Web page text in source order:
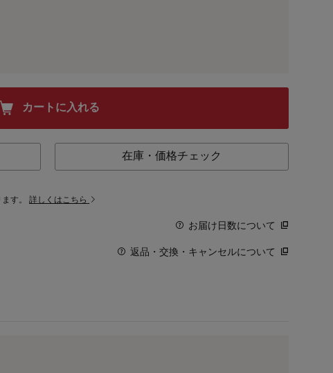
カートに入れる
在庫・価格チェック
ます。詳しくはこちら
お届け日数について
返品・交換・キャンセルについて